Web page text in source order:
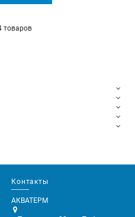
товаров
Контакты
АКВАТЕРМ